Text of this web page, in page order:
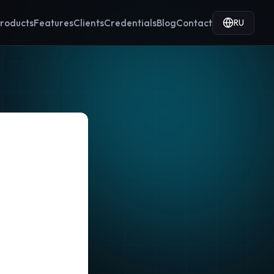
FeaturesClientsCredentialsBlogContact RU